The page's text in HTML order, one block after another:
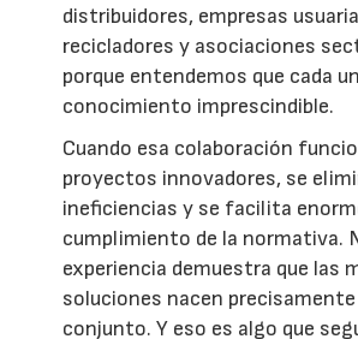
distribuidores, empresas
recicladores y asociaciones
porque entendemos que cada
conocimiento imprescindible.
Cuando esa colaboración
proyectos innovadores, se
ineficiencias y se facilita
cumplimiento de la normativa.
experiencia demuestra que las
soluciones nacen
conjunto. Y eso es algo que